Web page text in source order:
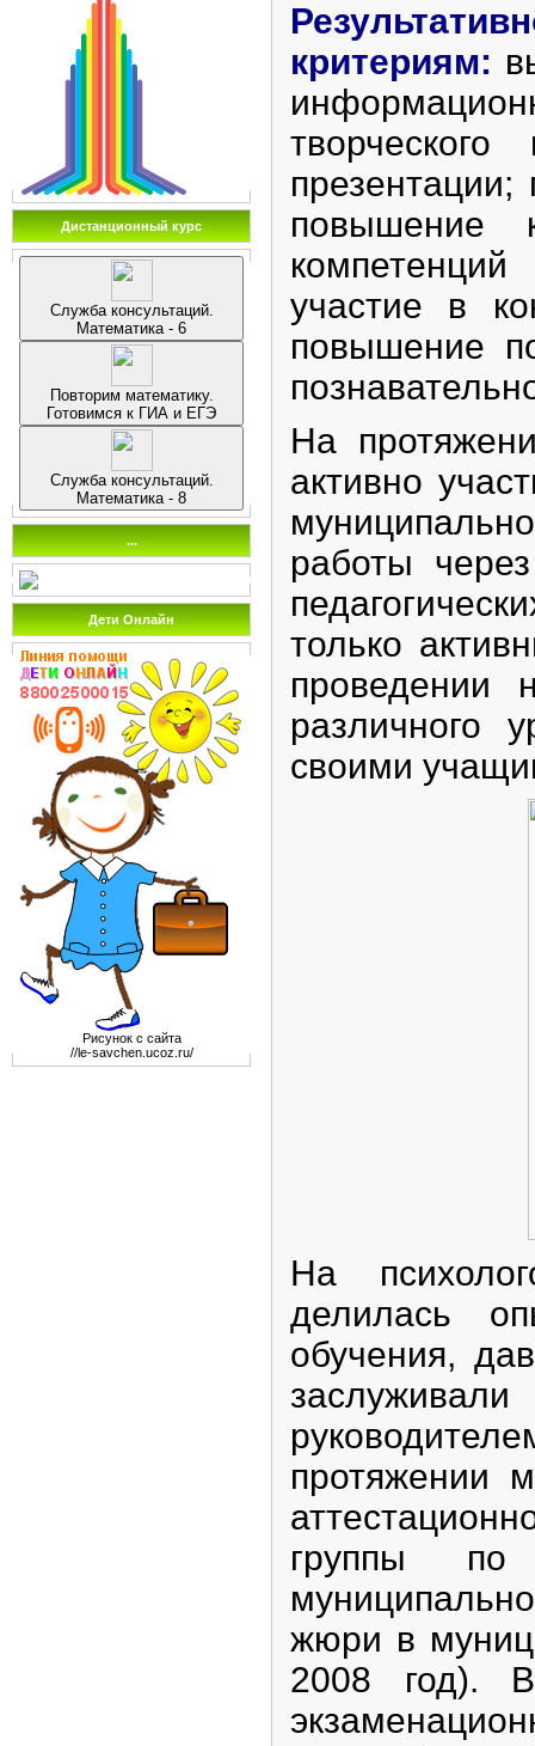
Дистанционный курс
Служба консультаций.
Математика - 6
Повторим математику.
Готовимся к ГИА и ЕГЭ
Служба консультаций.
Математика - 8
...
Дети Онлайн
Рисунок с сайта
//le-savchen.ucoz.ru/
критериям:
презентации;
повышение
участие в
повышение
На
активно
работы
только
проведении
различного
своими
На
делилась
обучения,
протяжении
группы по
жюри в
2008 год).